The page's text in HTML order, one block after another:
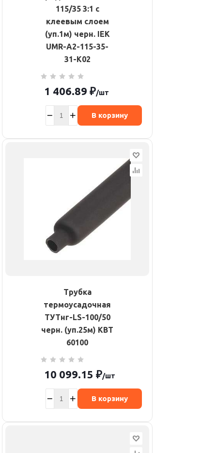
115/35 3:1 с
клеевым слоем
(уп.1м) черн. IEK
UMR-A2-115-35-
31-K02
1 406.89 ₽/шт
В корзину
Трубка
термоусадочная
ТУТнг-LS-100/50
черн. (уп.25м) КВТ
60100
10 099.15 ₽/шт
В корзину